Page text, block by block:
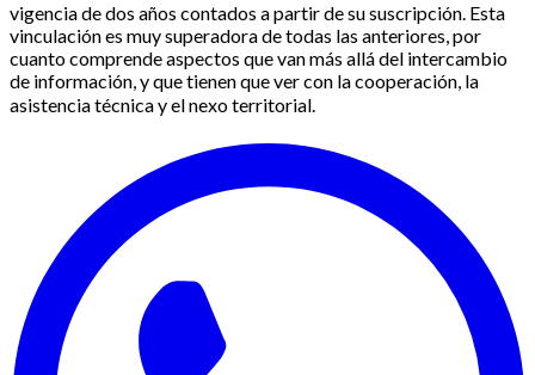
vigencia de dos años contados a partir de su suscripción. Esta
vinculación es muy superadora de todas las anteriores, por
cuanto comprende aspectos que van más allá del intercambio
de información, y que tienen que ver con la cooperación, la
asistencia técnica y el nexo territorial.